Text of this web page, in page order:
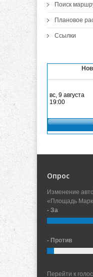
Поиск
Плановое
Ссылки
Опрос
Изменение
«Площадь
- За
- Против
Перейти к